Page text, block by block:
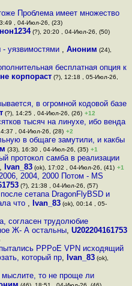
Проблема имеет множество
, 04-Июл-26, (23)
(?), 20:20 , 04-Июл-26, (50)
уязвимостями ,Аноним (24),
бесплатная опция к
корпораст(?), 12:18 , 05-Июл-26,
в огромной кодовой базе
(?), 14:25 , 04-Июл-26, (26) +12
тысяч на линухе, ибо венда
, 04-Июл-26, (28) +2
в общаге замутили, и какбы
(33), 16:30 , 04-Июл-26, (35) +1
протокол самба в реализации
, Ivan_83 (ok), 17:02 , 04-Июл-26, (41) +1
2004, 2000 Потом - MS
(?), 21:38 , 04-Июл-26, (57)
сетапа DragonFlyBSD и
что , Ivan_83(ok), 00:14 , 05-
согласен трудолюбие
Ж- А остальны,U202204161753
PPPoE VPN исходящий
который пр, Ivan_83(ok),
мыслите, то не проще ли